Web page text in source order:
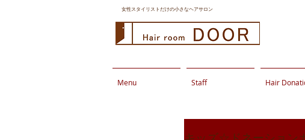
女性スタイリストだけの小さなヘアサロン
Menu Staff Hair